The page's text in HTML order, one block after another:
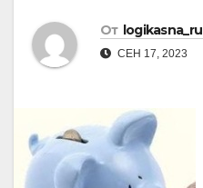
От logikasna_ru
СЕН 17, 2023